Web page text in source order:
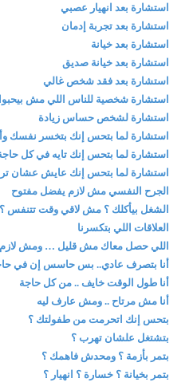
استشارة بعد انهيار عصبي
استشارة بعد تجربة إدمان
استشارة بعد خيانة
استشارة بعد خيانة صديق
استشارة بعد فقد شخص غالي
استشارة شخصية للناس اللي مش
استشارة لشخص حساس زيادة
استشارة لما بتحس إنك بتخسر نفسك
استشارة لما بتحس إنك تايه في كل
استشارة لما بتحس إنك عايش عشان
الجرح النفسي مش لازم يفضل مفتوح
الشغل بيأكلك ؟ مش لاقي وقت تتنفس ؟
العلاقات اللي بتكسرنا
اللي حصل معاك مش قليل … ومش
أنا بتصرف عادي.. بس حاسس إن في
أنا طول الوقت خايف .. من كل حاجة
أنا مش مرتاح .. ومش عارف ليه
بتحس إنك اتحرمت من طفولتك ؟
بتشتغل علشان تهرب ؟
بتمر بأزمة ؟ ومحدش فاهمك ؟
بتمر بخيانة ؟ خسارة ؟ انهيار ؟